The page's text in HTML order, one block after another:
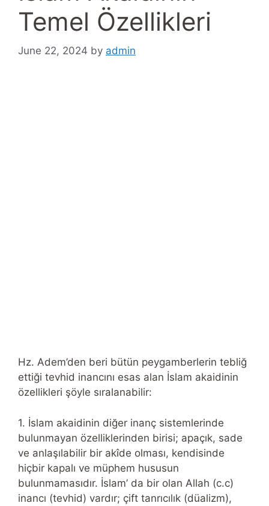
Temel Özellikleri
June 22, 2024 by admin
Hz. Adem’den beri bütün peygamberlerin tebliğ
ettiği tevhid inancını esas alan İslam akaidinin
özellikleri şöyle sıralanabilir:
1. İslam akaidinin diğer inanç sistemlerinde
bulunmayan özelliklerinden birisi; apaçık, sade
ve anlaşılabilir bir akîde olması, kendisinde
hiçbir kapalı ve müphem hususun
bulunmamasıdır. İslam’ da bir olan Allah (c.c)
inancı (tevhid) vardır; çift tanrıcılık (düalizm),